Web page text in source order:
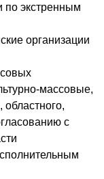
по экстренным
организации
массовые,
с